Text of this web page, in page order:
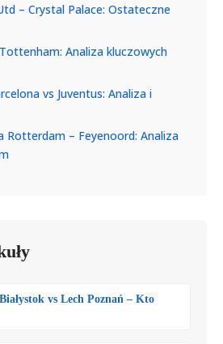
– Crystal Palace: Ostateczne
Tottenham: Analiza kluczowych
vs Juventus: Analiza i
Rotterdam – Feyenoord: Analiza
vs Lech Poznań – Kto